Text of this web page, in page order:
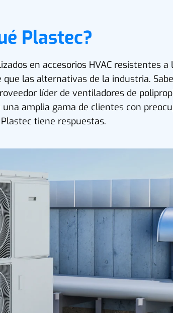
Plastec?
en accesorios HVAC resistentes
las alternativas de la industria.
líder de ventiladores de
amplia gama de clientes con
tiene respuestas.